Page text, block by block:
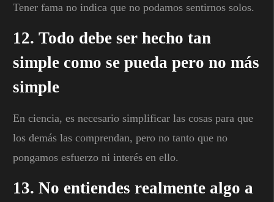
Tener fama no indica que no podamos sentirnos solos.
12. Todo debe ser hecho tan
simple como se pueda pero no más
simple
En ciencia, es necesario simplificar las cosas para que
los demás las comprendan, pero no tanto que no
pongamos esfuerzo ni interés en ello.
13. No entiendes realmente algo a